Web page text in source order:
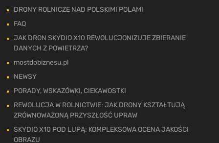
DRONY ROLNICZE NAD POLSKIMI POLAMI
FAQ
JAK DRON SKYDIO X10 REWOLUCJONIZUJE ZBIERANIE
DANYCH Z POWIETRZA?
mostdobiznesu.pl
NEWSY
PORADY, WSKAZÓWKI, CIEKAWOSTKI
REWOLUCJA W ROLNICTWIE: JAK DRONY KSZTAŁTUJĄ
ZRÓWNOWAŻONĄ PRZYSZŁOŚĆ UPRAW
SKYDIO X10 POD LUPĄ: KOMPLEKSOWA OCENA JAKOŚCI
OBRAZU